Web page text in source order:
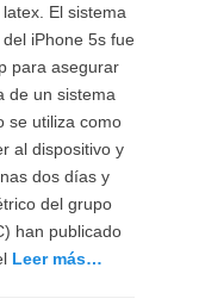
El sistema
iPhone 5s fue
para asegurar
de un sistema
se utiliza como
al dispositivo y
dos días y
del grupo
han publicado
Leer más…